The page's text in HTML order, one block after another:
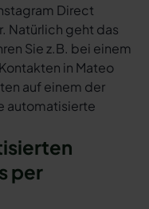
Direct
Natürlich geht das
Sie z.B. bei einem
in Mateo
auf einem der
automatisierte
per